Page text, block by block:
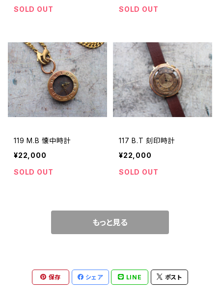
SOLD OUT
SOLD OUT
119 M.B 懐中時計
¥22,000
SOLD OUT
117 B.T 刻印時計
¥22,000
SOLD OUT
もっと見る
保存 シェア LINE ポスト